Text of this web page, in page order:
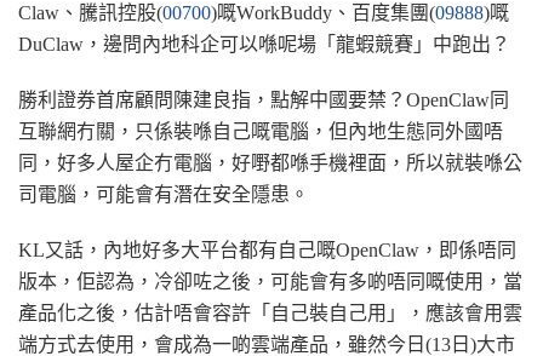
Claw、騰訊控股(00700)嘅WorkBuddy、百度集團(09888)嘅
DuClaw，邊問內地科企可以喺呢場「龍蝦競賽」中跑出？
勝利證券首席顧問陳建良指，點解中國要禁？OpenClaw同
互聯網冇關，只係裝喺自己嘅電腦，但內地生態同外國唔
同，好多人屋企冇電腦，好嘢都喺手機裡面，所以就裝喺公
司電腦，可能會有潛在安全隱患。
KL又話，內地好多大平台都有自己嘅OpenClaw，即係唔同
版本，佢認為，冷卻咗之後，可能會有多啲唔同嘅使用，當
產品化之後，估計唔會容許「自己裝自己用」，應該會用雲
端方式去使用，會成為一啲雲端產品，雖然今日 (13日 )大市